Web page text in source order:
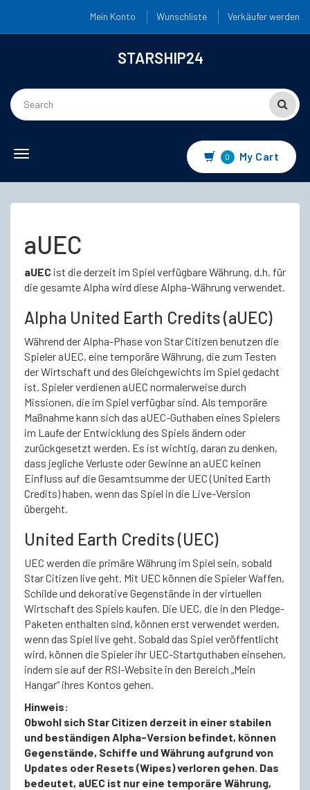
Mein Konto Wunschliste Verkäufer werden
STARSHIP24
Toggle
0 My Cart
aUEC
aUEC ist die derzeit im Spiel verfügbare Währung, d.h. für
die gesamte Alpha wird diese Alpha-Währung verwendet.
Alpha United Earth Credits (aUEC)
Während der Alpha-Phase von Star Citizen benutzen die
Spieler aUEC, eine temporäre Währung, die zum Testen
der Wirtschaft und des Gleichgewichts im Spiel gedacht
ist. Spieler verdienen aUEC normalerweise durch
Missionen, die im Spiel verfügbar sind. Als temporäre
Maßnahme kann sich das aUEC-Guthaben eines Spielers
im Laufe der Entwicklung des Spiels ändern oder
zurückgesetzt werden. Es ist wichtig, daran zu denken,
dass jegliche Verluste oder Gewinne an aUEC keinen
Einfluss auf die Gesamtsumme der UEC (United Earth
Credits) haben, wenn das Spiel in die Live-Version
übergeht.
United Earth Credits (UEC)
UEC werden die primäre Währung im Spiel sein, sobald
Star Citizen live geht. Mit UEC können die Spieler Waffen,
Schilde und dekorative Gegenstände in der virtuellen
Wirtschaft des Spiels kaufen. Die UEC, die in den Pledge-
Paketen enthalten sind, können erst verwendet werden,
wenn das Spiel live geht. Sobald das Spiel veröffentlicht
wird, können die Spieler ihr UEC-Startguthaben einsehen,
indem sie auf der RSI-Website in den Bereich „Mein
Hangar“ ihres Kontos gehen.
Hinweis:
Obwohl sich Star Citizen derzeit in einer stabilen
und beständigen Alpha-Version befindet, können
Gegenstände, Schiffe und Währung aufgrund von
Updates oder Resets (Wipes) verloren gehen. Das
bedeutet, aUEC ist nur eine temporäre Währung,